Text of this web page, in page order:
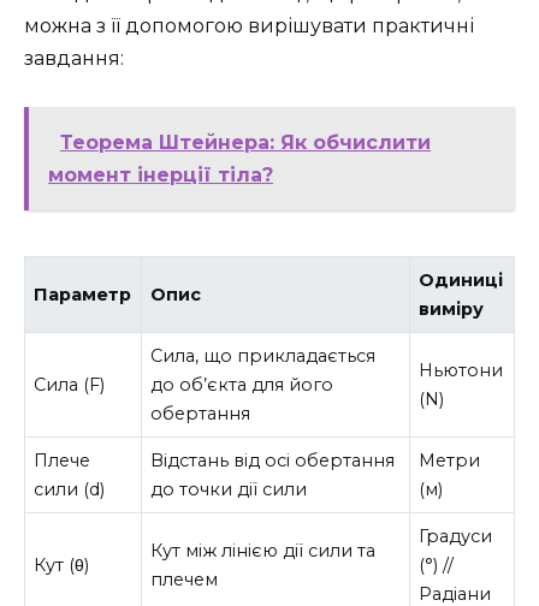
можна з її допомогою вирішувати практичні
завдання:
Теорема Штейнера: Як обчислити
момент інерції тіла?
Параметр Опис
Одиниці
виміру
Сила (F)
Сила, що прикладається
до об’єкта для його
обертання
Ньютони
(N)
Плече
сили (d)
Відстань від осі обертання
до точки дії сили
Метри
(м)
Кут (θ)
Кут між лінією дії сили та
плечем
Градуси
(°) //
Радіани